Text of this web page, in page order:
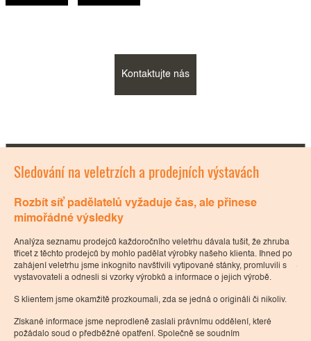
Kontaktujte nás
Sledování na veletrzích a prodejních výstavách
Rozbít síť padělatelů vyžaduje čas, ale přinese
mimořádné výsledky
Analýza seznamu prodejců každoročního veletrhu dávala tušit, že zhruba
třicet z těchto prodejců by mohlo padělat výrobky našeho klienta. Ihned po
zahájení veletrhu jsme inkognito navštívili vytipované stánky, promluvili s
vystavovateli a odnesli si vzorky výrobků a informace o jejich výrobě.
S klientem jsme okamžitě prozkoumali, zda se jedná o origináli či nikoliv.
Získané informace jsme neprodleně zaslali právnímu oddělení, které
požádalo soud o předběžné opatření. Společně se soudním